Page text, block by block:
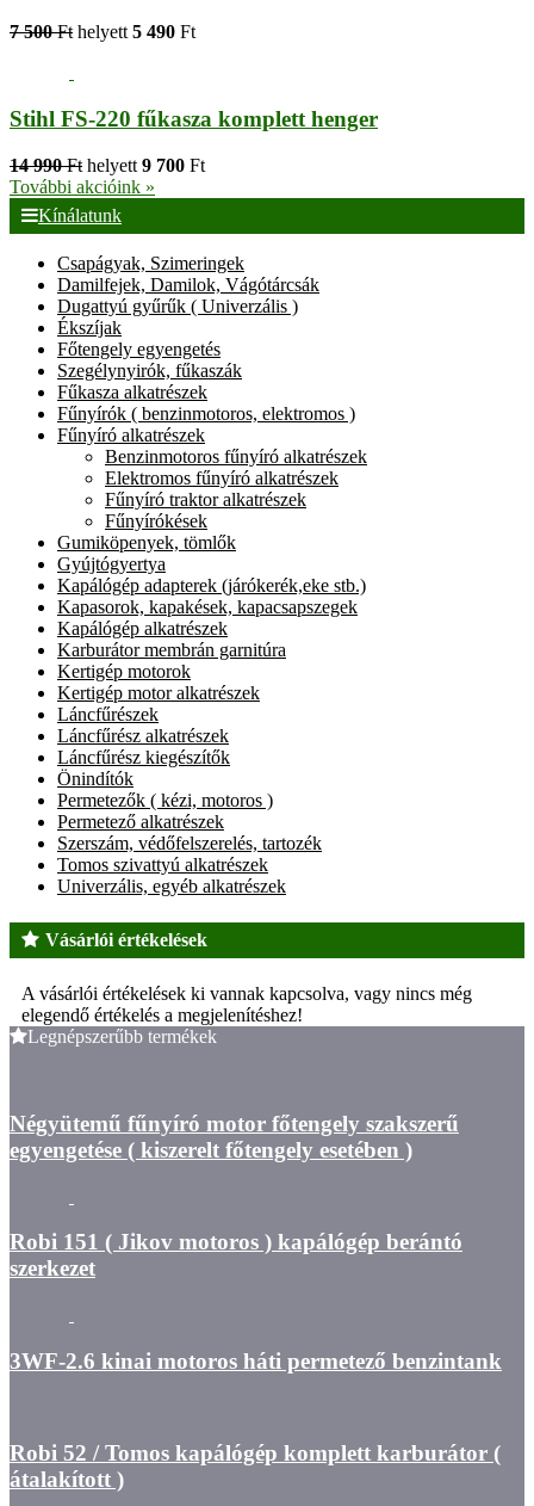
7 500 Ft helyett 5 490 Ft
Stihl FS-220 fűkasza komplett henger
14 990 Ft helyett 9 700 Ft
További akcióink »
Kínálatunk
Csapágyak, Szimeringek
Damilfejek, Damilok, Vágótárcsák
Dugattyú gyűrűk ( Univerzális )
Ékszíjak
Főtengely egyengetés
Szegélynyirók, fűkaszák
Fűkasza alkatrészek
Fűnyírók ( benzinmotoros, elektromos )
Fűnyíró alkatrészek
Benzinmotoros fűnyíró alkatrészek
Elektromos fűnyíró alkatrészek
Fűnyíró traktor alkatrészek
Fűnyírókések
Gumiköpenyek, tömlők
Gyújtógyertya
Kapálógép adapterek (járókerék,eke stb.)
Kapasorok, kapakések, kapacsapszegek
Kapálógép alkatrészek
Karburátor membrán garnitúra
Kertigép motorok
Kertigép motor alkatrészek
Láncfűrészek
Láncfűrész alkatrészek
Láncfűrész kiegészítők
Önindítók
Permetezők ( kézi, motoros )
Permetező alkatrészek
Szerszám, védőfelszerelés, tartozék
Tomos szivattyú alkatrészek
Univerzális, egyéb alkatrészek
Vásárlói értékelések
A vásárlói értékelések ki vannak kapcsolva, vagy nincs még
elegendő értékelés a megjelenítéshez!
Legnépszerűbb termékek
Négyütemű fűnyíró motor főtengely szakszerű
egyengetése ( kiszerelt főtengely esetében )
Robi 151 ( Jikov motoros ) kapálógép berántó
szerkezet
3WF-2.6 kinai motoros háti permetező benzintank
Robi 52 / Tomos kapálógép komplett karburátor (
átalakított )